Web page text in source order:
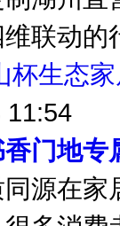
制湖州
联动
杯生态
11:54
门地专
源在